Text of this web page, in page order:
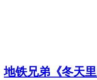
地铁兄弟《冬天